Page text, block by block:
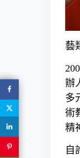
藝
辦
多
術
精
自